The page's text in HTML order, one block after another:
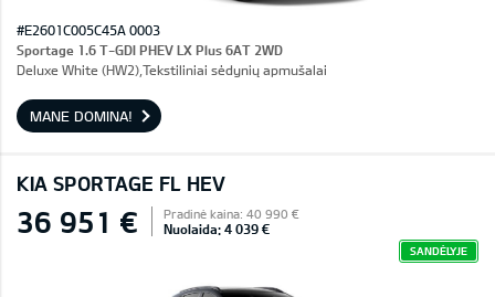
#E2601C005C45A 0003
Sportage 1.6 T-GDI PHEV LX Plus 6AT 2WD
Deluxe White (HW2),Tekstiliniai sėdynių apmušalai
MANE DOMINA!
KIA SPORTAGE FL HEV
36 951 € Pradinė kaina: 40 990 €
Nuolaida: 4 039 €
SANDĖLYJE